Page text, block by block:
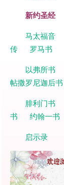
新约圣经
马太福音
传
罗马书
以弗所书
帖撒罗尼迦后书
腓利门书
书
约翰一书
启示录